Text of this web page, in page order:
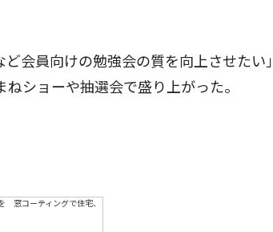
会員向けの勉強会の質を向上させたい」
ショーや抽選会で盛り上がった。